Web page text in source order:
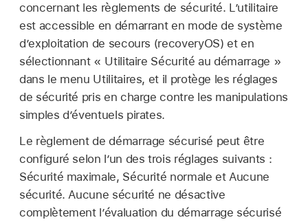
concernant les règlements de sécurité. L’utilitaire
est accessible en démarrant en mode de système
d’exploitation de secours (recoveryOS) et en
sélectionnant « Utilitaire Sécurité au démarrage »
dans le menu Utilitaires, et il protège les réglages
de sécurité pris en charge contre les manipulations
simples d’éventuels pirates.
Le règlement de démarrage sécurisé peut être
configuré selon l’un des trois réglages suivants :
Sécurité maximale, Sécurité normale et Aucune
sécurité. Aucune sécurité ne désactive
complètement l’évaluation du démarrage sécurisé